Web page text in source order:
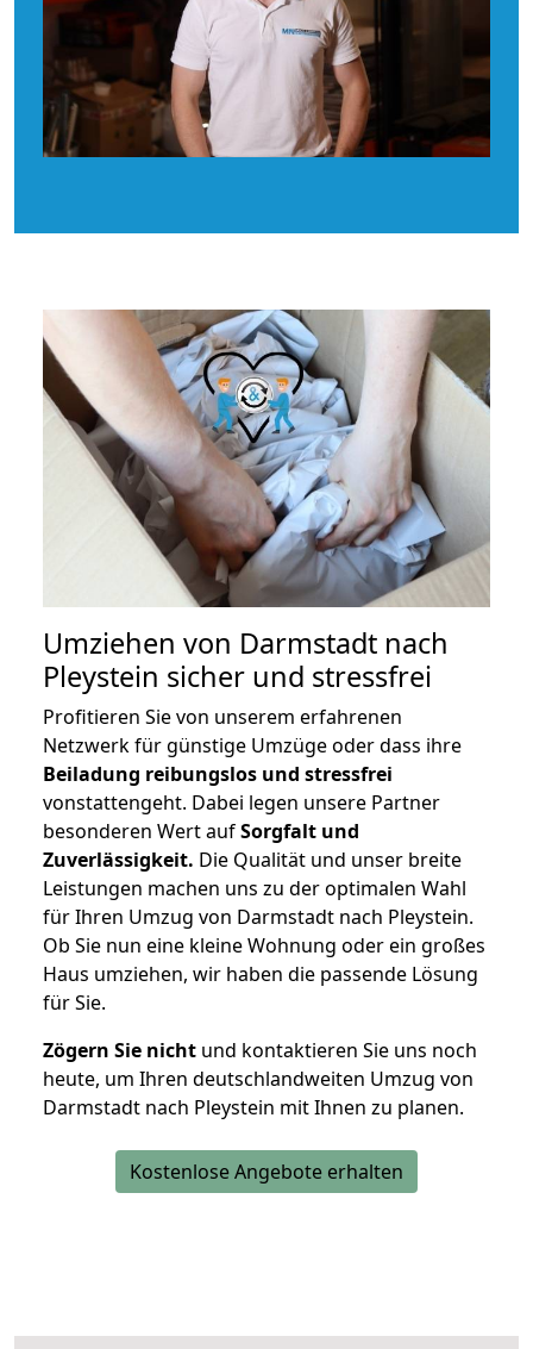
Umziehen von Darmstadt nach
Pleystein sicher und stressfrei
Profitieren Sie von unserem erfahrenen
Netzwerk für günstige Umzüge oder dass ihre
Beiladung reibungslos und stressfrei
vonstattengeht. Dabei legen unsere Partner
besonderen Wert aufSorgfalt und
Zuverlässigkeit. Die Qualität und unser breite
Leistungen machen uns zu der optimalen Wahl
für Ihren Umzug von Darmstadt nach Pleystein.
Ob Sie nun eine kleine Wohnung oder ein großes
Haus umziehen, wir haben die passende Lösung
für Sie.
Zögern Sie nicht und kontaktieren Sie uns noch
heute, um Ihren deutschlandweiten Umzug von
Darmstadt nach Pleystein mit Ihnen zu planen.
Kostenlose Angebote erhalten